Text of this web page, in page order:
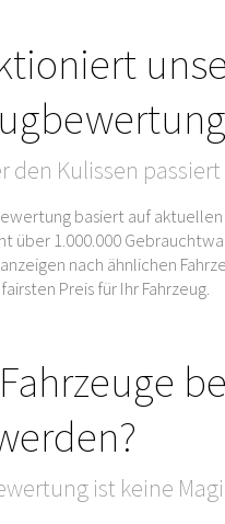
den Kulissen passiert
basiert auf
über 1.000.000
nach ähnlichen
Preis für Ihr Fahrzeug.
ist keine